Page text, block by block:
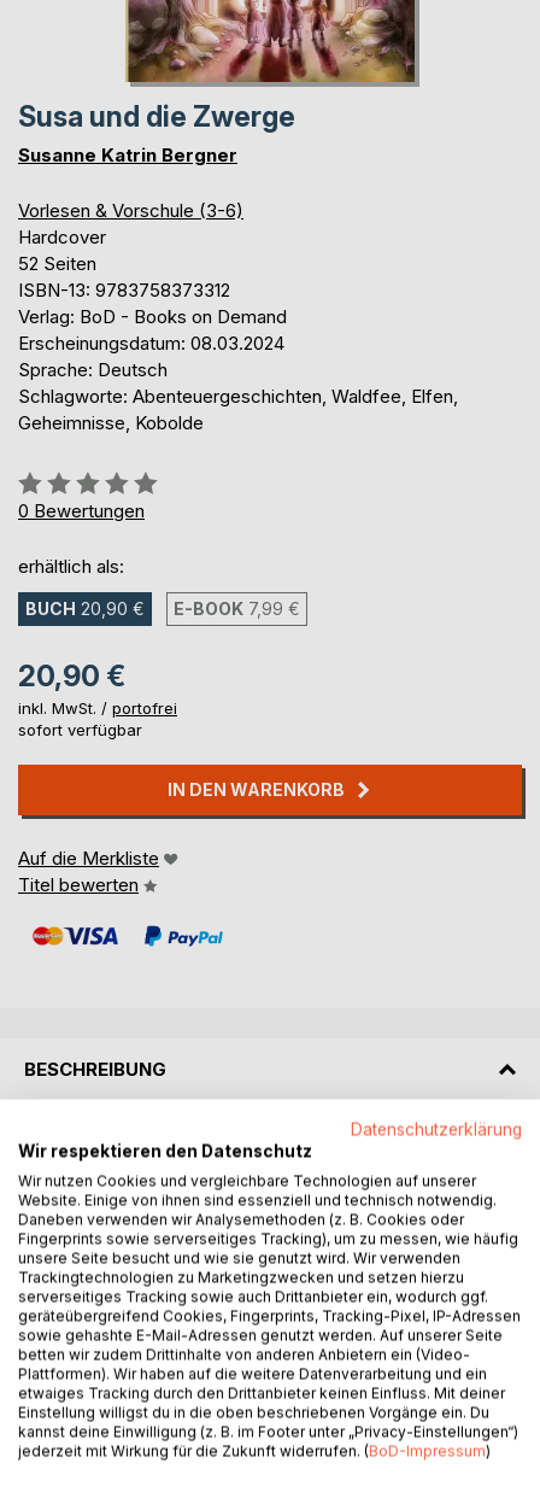
Susa und die Zwerge
Susanne Katrin Bergner
Vorlesen & Vorschule (3-6)
Hardcover
52 Seiten
ISBN-13: 9783758373312
Verlag: BoD - Books on Demand
Erscheinungsdatum: 08.03.2024
Sprache: Deutsch
Schlagworte: Abenteuergeschichten, Waldfee, Elfen,
Geheimnisse, Kobolde
Bewertung::
0%
0 Bewertungen
erhältlich als:
BUCH 20,90 € E-BOOK 7,99 €
20,90 €
inkl. MwSt. / portofrei
sofort verfügbar
IN DEN WARENKORB
Auf die Merkliste
Titel bewerten
BESCHREIBUNG
Alles ist anders als zu Hause, wenn die drei Jungs Sam, Mo
und Li ihre Ferien bei Oma Susa verbringen. Denn Susa ist
nicht irgendeine Oma, sondern eine Waldfee. Sie lebt im
Elfenwald am Falkenfelsen, wo Geheimnisse, magische
Kristalle und das geheimnisvolle Wasser Enya auf die
Brüder warten.
Doch der böse Kobold Zoriath lässt nichts unversucht, um
Susa und den Jungs zu schaden. Nur die tiefe
Verbundenheit der Freunde, Wichtel, Elfen und Tiere im
Wald kann dann noch helfen. Denn Freundschaft, Mut,
Vertrauen und Liebe sind immer stärker... oder nicht?
Eine Geschichte, die ermutigt, an unsere Träume zu
glauben!
Datenschutzerklärung
Wir respektieren den Datenschutz
Wir nutzen Cookies und vergleichbare Technologien auf unserer
Website. Einige von ihnen sind essenziell und technisch notwendig.
Daneben verwenden wir Analysemethoden (z. B. Cookies oder
Fingerprints sowie serverseitiges Tracking), um zu messen, wie häufig
unsere Seite besucht und wie sie genutzt wird. Wir verwenden
Trackingtechnologien zu Marketingzwecken und setzen hierzu
serverseitiges Tracking sowie auch Drittanbieter ein, wodurch ggf.
geräteübergreifend Cookies, Fingerprints, Tracking-Pixel, IP-Adressen
sowie gehashte E-Mail-Adressen genutzt werden. Auf unserer Seite
betten wir zudem Drittinhalte von anderen Anbietern ein (Video-
Plattformen). Wir haben auf die weitere Datenverarbeitung und ein
etwaiges Tracking durch den Drittanbieter keinen Einfluss. Mit deiner
Einstellung willigst du in die oben beschriebenen Vorgänge ein. Du
kannst deine Einwilligung (z. B. im Footer unter „Privacy-Einstellungen“)
jederzeit mit Wirkung für die Zukunft widerrufen. (BoD-Impressum)